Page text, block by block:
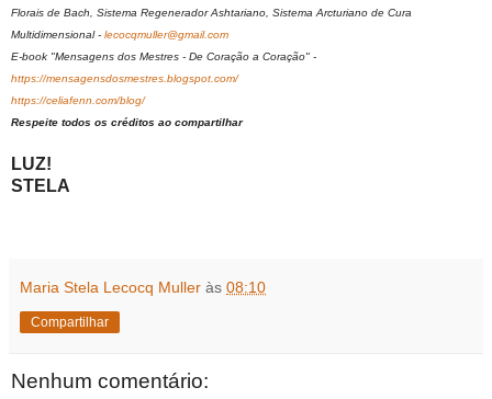
Florais de Bach, Sistema Regenerador Ashtariano, Sistema Arcturiano de Cura
Multidimensional - lecocqmuller@gmail.com
E-book "Mensagens dos Mestres - De Coração a Coração" -
https://mensagensdosmestres.blogspot.com/
https://celiafenn.com/blog/
Respeite todos os créditos ao compartilhar
LUZ!
STELA
Maria Stela Lecocq Muller às 08:10
Compartilhar
Nenhum comentário: